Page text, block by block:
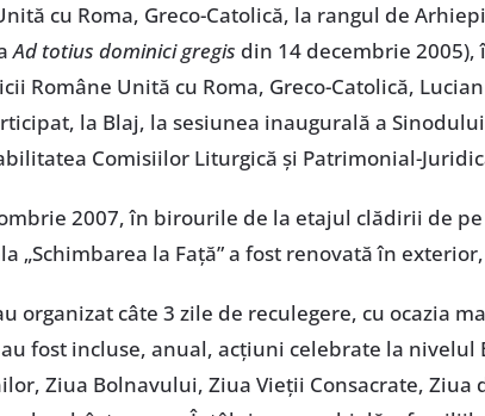
cu Roma, Greco-Catolică, la rangul de
Ad totius dominici gregis din 14 decembrie
Române Unită cu Roma, Greco-Catolică,
la Blaj, la sesiunea inaugurală a
Comisiilor Liturgică și Patrimonial-
2007, în birourile de la etajul clădirii de
„Schimbarea la Față” a fost renovată în
organizat câte 3 zile de reculegere, cu ocazia
fost incluse, anual, acțiuni celebrate la nivelul
Ziua Bolnavului, Ziua Vieții Consacrate,